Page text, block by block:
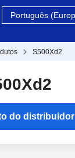
S500Xd2
do distribuidor